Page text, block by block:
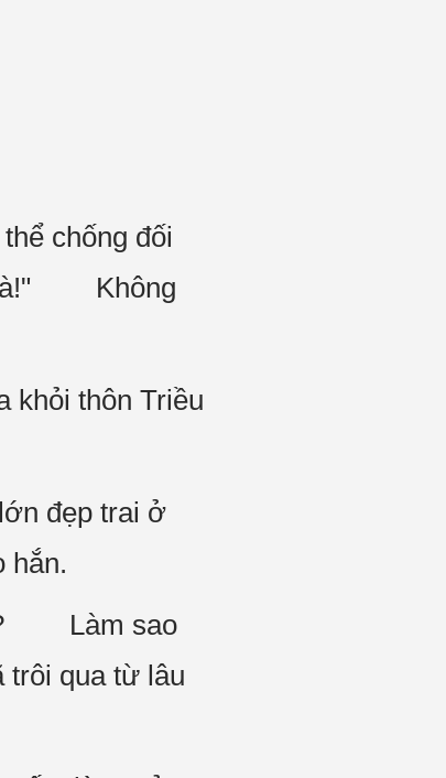
chống đối
à!" Không
khỏi thôn Triều
đẹp trai ở
hắn.
Làm sao
qua từ lâu